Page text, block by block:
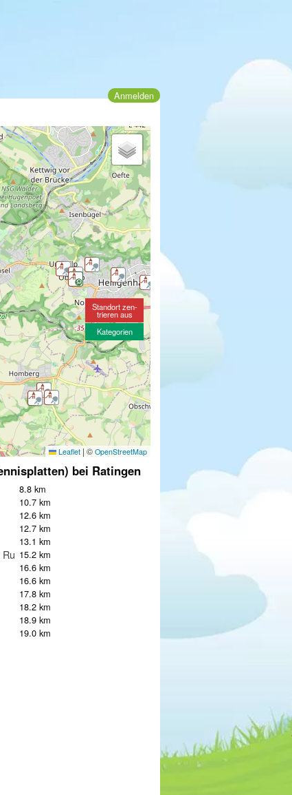
Anmelden
Leaflet | © OpenStreetMap
Standort zen-
trieren aus
Kategorien
bei Ratingen
8.8 km
10.7 km
12.6 km
12.7 km
13.1 km
Ruhr15.2 km
16.6 km
16.6 km
17.8 km
18.2 km
18.9 km
19.0 km